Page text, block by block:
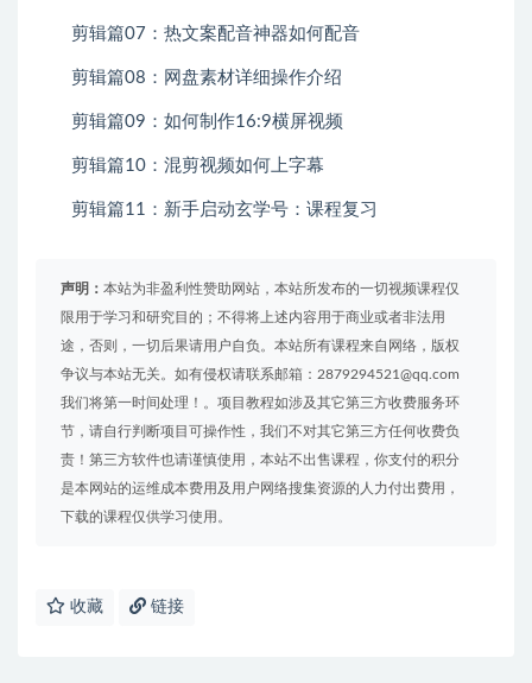
剪辑篇07：热文案配音神器如何配音
剪辑篇08：网盘素材详细操作介绍
剪辑篇09：如何制作16:9横屏视频
剪辑篇10：混剪视频如何上字幕
剪辑篇11：新手启动玄学号：课程复习
声明： 本站为非盈利性赞助网站，本站所发布的一切视频课程仅
限用于学习和研究目的；不得将上述内容用于商业或者非法用
途，否则，一切后果请用户自负。本站所有课程来自网络，版权
争议与本站无关。如有侵权请联系邮箱：2879294521@qq.com
我们将第一时间处理！。项目教程如涉及其它第三方收费服务环
节，请自行判断项目可操作性，我们不对其它第三方任何收费负
责！第三方软件也请谨慎使用，本站不出售课程，你支付的积分
是本网站的运维成本费用及用户网络搜集资源的人力付出费用，
下载的课程仅供学习使用。
收藏 链接